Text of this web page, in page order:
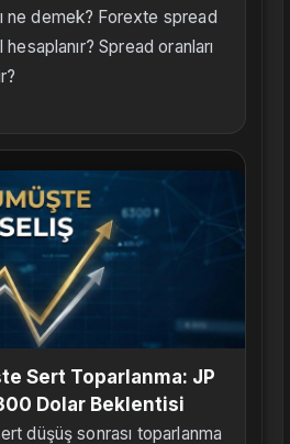
ne demek? Forexte spread
hesaplanır? Spread oranları
Sert Toparlanma: JP
Dolar Beklentisi
düşüş sonrası toparlanma